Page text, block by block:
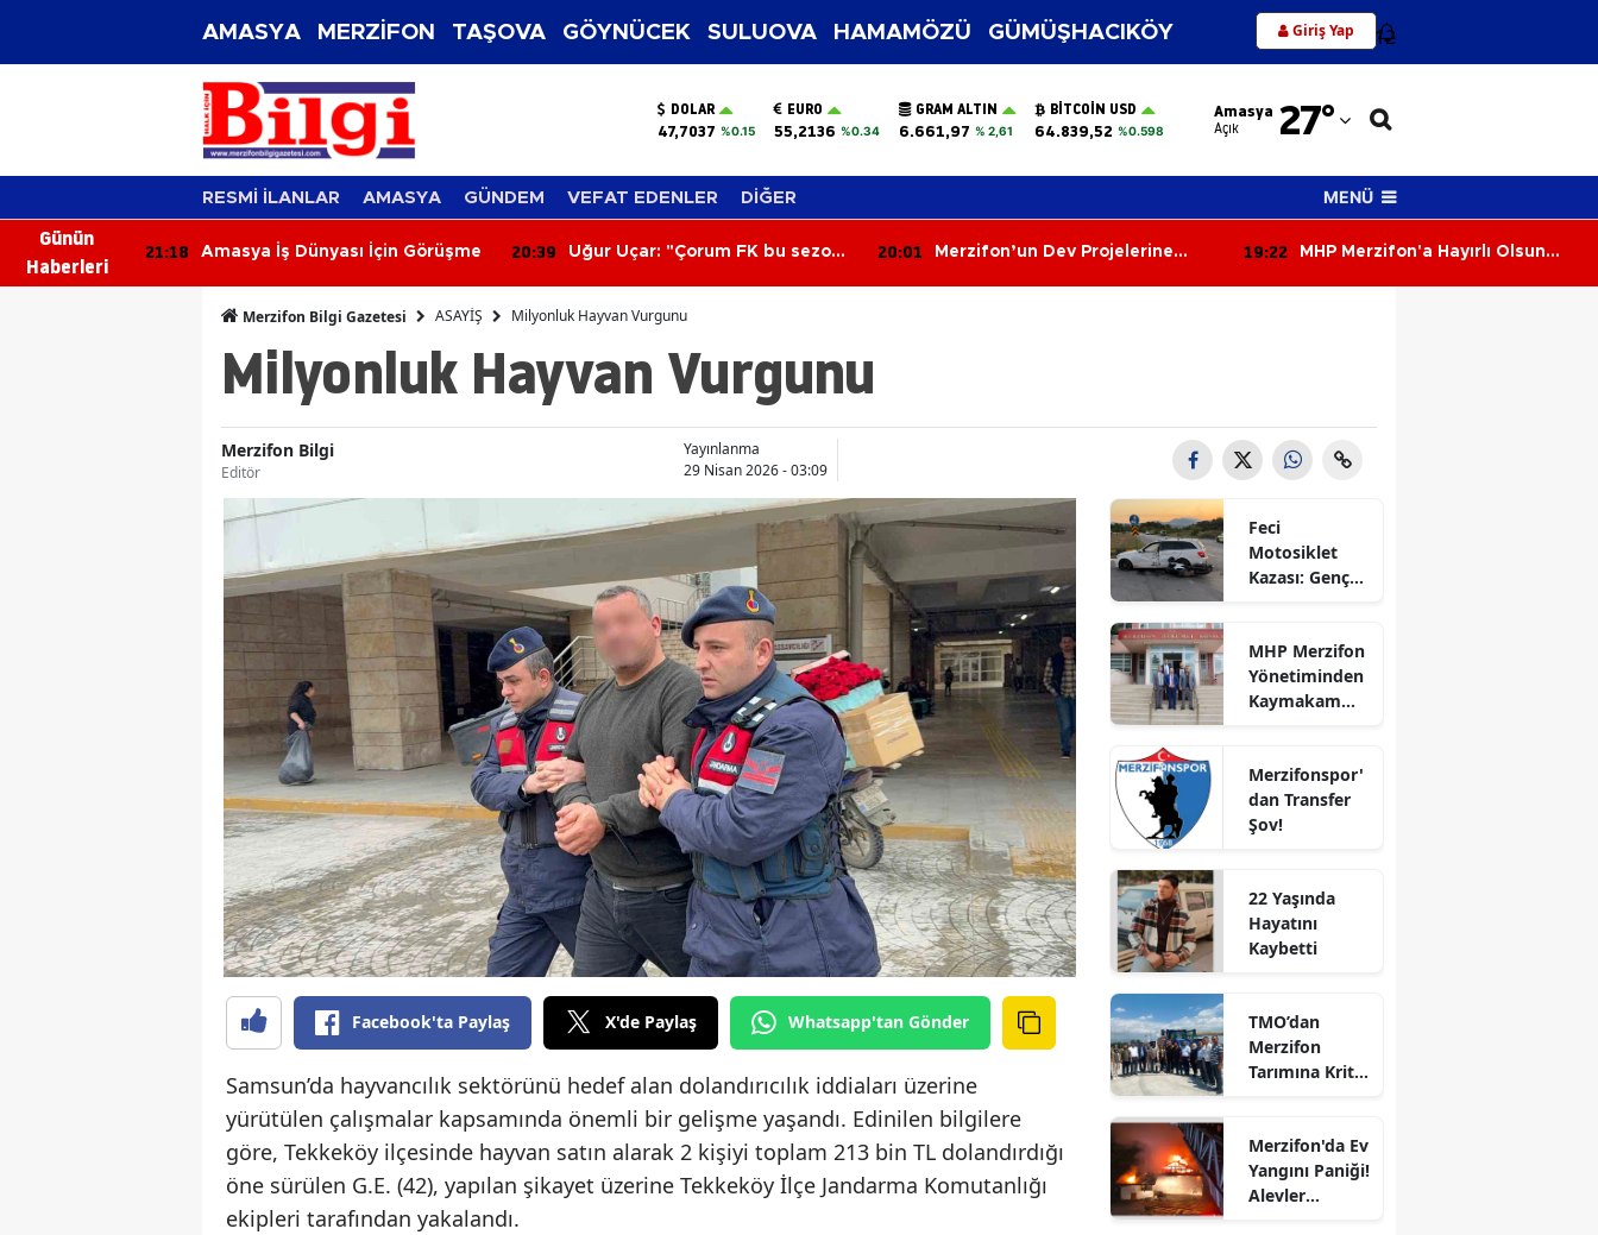
AMASYA MERZİFON TAŞOVA GÖYNÜCEK SULUOVA HAMAMÖZÜ GÜMÜŞHACIKÖY Giriş Yap 12
DOLAR
47,7037 %0.15
EURO
55,2136 %0.34
GRAM ALTIN
6.661,97 % 2,61
BITCOIN USD
64.839,52 %0.598
Amasya
Açık 27°
Adana
Adıyaman
Ağrı
Amasya
Aydın
Bilecik
Bitlis
Bolu
Bursa
Çankırı
Çorum
Diyarbakır
Elazığ
Erzincan
RESMİ İLANLAR AMASYA GÜNDEM VEFAT EDENLER DİĞER MENÜ
Günün
Haberleri
21:18 Amasya İş Dünyası İçin Görüşme 20:39
Uğur Uçar: "Çorum FK bu sezon
20:01
Merzifon’un Dev Projelerine
19:22
MHP Merzifon'a Hayırlı Olsun
Merzifon Bilgi Gazetesi ASAYİŞ Milyonluk Hayvan Vurgunu
Milyonluk Hayvan Vurgunu
Merzifon Bilgi
Editör
Yayınlanma
29 Nisan 2026 - 03:09
Facebook'ta Paylaş X'de Paylaş Whatsapp'tan Gönder
Samsun’da hayvancılık sektörünü hedef alan dolandırıcılık iddiaları üzerine
yürütülen çalışmalar kapsamında önemli bir gelişme yaşandı. Edinilen bilgilere
göre, Tekkeköy ilçesinde hayvan satın alarak 2 kişiyi toplam 213 bin TL dolandırdığı
öne sürülen G.E. (42), yapılan şikayet üzerine Tekkeköy İlçe Jandarma Komutanlığı
ekipleri tarafından yakalandı.
Feci
Motosiklet
Kazası: Genç
Kaybetti
MHP Merzifon
Yönetiminden
Kaymakam
Ziyaret
Merzifonspor'
dan Transfer
Şov!
22 Yaşında
Hayatını
Kaybetti
TMO’dan
Merzifon
Tarımına Kritik
Merzifon'da Ev
Yangını Paniği!
Alevler